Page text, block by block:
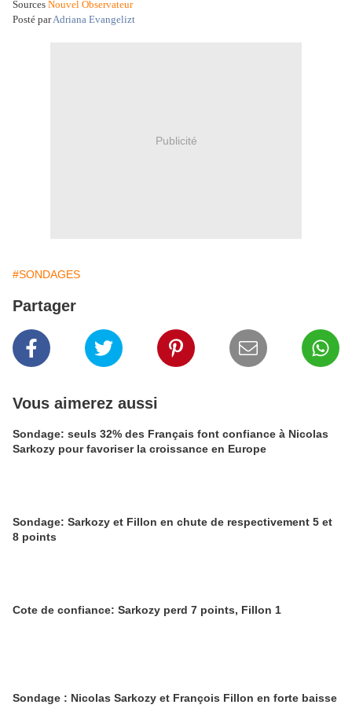
Sources Nouvel Observateur
Posté parAdriana Evangelizt
Publicité
#SONDAGES
Partager
Vous aimerez aussi
Sondage: seuls 32% des Français font confiance à Nicolas
Sarkozy pour favoriser la croissance en Europe
Sondage: Sarkozy et Fillon en chute de respectivement 5 et
8 points
Cote de confiance: Sarkozy perd 7 points, Fillon 1
Sondage : Nicolas Sarkozy et François Fillon en forte baisse